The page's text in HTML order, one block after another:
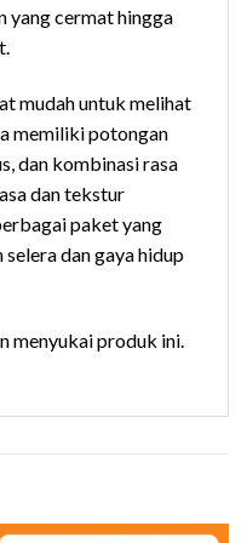
yang cermat hingga
mudah untuk melihat
memiliki potongan
dan kombinasi rasa
dan tekstur
paket yang
dan gaya hidup
menyukai produk ini.